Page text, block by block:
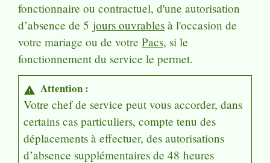
fonctionnaire ou contractuel, d'une autorisation
d’absence de 5 jours ouvrables à l'occasion de
votre mariage ou de votre Pacs, si le
fonctionnement du service le permet.
warning Attention :
Votre chef de service peut vous accorder, dans
certains cas particuliers, compte tenu des
déplacements à effectuer, des autorisations
d’absence supplémentaires de 48 heures